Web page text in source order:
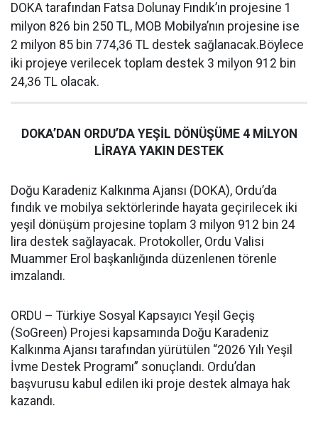
DOKA tarafından Fatsa Dolunay Fındık’ın projesine 1
milyon 826 bin 250 TL, MOB Mobilya’nın projesine ise
2 milyon 85 bin 774,36 TL destek sağlanacak.Böylece
iki projeye verilecek toplam destek 3 milyon 912 bin
24,36 TL olacak.
DOKA’DAN ORDU’DA YEŞİL DÖNÜŞÜME 4 MİLYON
LİRAYA YAKIN DESTEK
Doğu Karadeniz Kalkınma Ajansı (DOKA), Ordu’da
fındık ve mobilya sektörlerinde hayata geçirilecek iki
yeşil dönüşüm projesine toplam 3 milyon 912 bin 24
lira destek sağlayacak. Protokoller, Ordu Valisi
Muammer Erol başkanlığında düzenlenen törenle
imzalandı.
ORDU – Türkiye Sosyal Kapsayıcı Yeşil Geçiş
(SoGreen) Projesi kapsamında Doğu Karadeniz
Kalkınma Ajansı tarafından yürütülen “2026 Yılı Yeşil
İvme Destek Programı” sonuçlandı. Ordu’dan
başvurusu kabul edilen iki proje destek almaya hak
kazandı.